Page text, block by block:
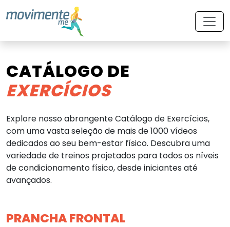
CATÁLOGO DE
EXERCÍCIOS
Explore nosso abrangente Catálogo de Exercícios,
com uma vasta seleção de mais de 1000 vídeos
dedicados ao seu bem-estar físico. Descubra uma
variedade de treinos projetados para todos os níveis
de condicionamento físico, desde iniciantes até
avançados.
PRANCHA FRONTAL